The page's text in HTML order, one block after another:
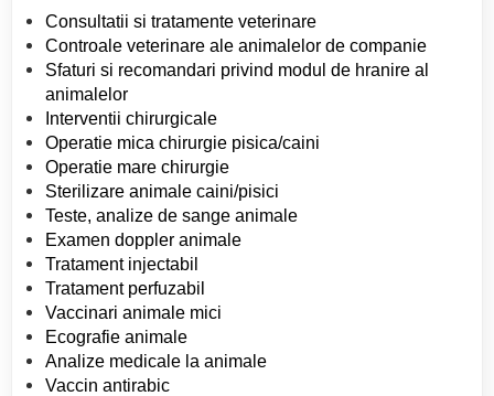
Consultatii si tratamente veterinare
Controale veterinare ale animalelor de companie
Sfaturi si recomandari privind modul de hranire al
animalelor
Interventii chirurgicale
Operatie mica chirurgie pisica/caini
Operatie mare chirurgie
Sterilizare animale caini/pisici
Teste, analize de sange animale
Examen doppler animale
Tratament injectabil
Tratament perfuzabil
Vaccinari animale mici
Ecografie animale
Analize medicale la animale
Vaccin antirabic